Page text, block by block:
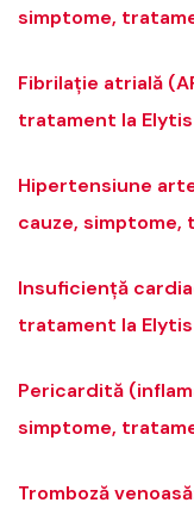
simptome,
Fibrilație atrială
tratament la
Hipertensiune
cauze, simptome,
Insuficiență
tratament la
Pericardită
simptome,
Tromboză